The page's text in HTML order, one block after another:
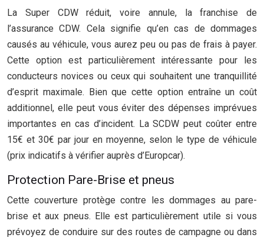
La Super CDW réduit, voire annule, la franchise de
l’assurance CDW. Cela signifie qu’en cas de dommages
causés au véhicule, vous aurez peu ou pas de frais à payer.
Cette option est particulièrement intéressante pour les
conducteurs novices ou ceux qui souhaitent une tranquillité
d’esprit maximale. Bien que cette option entraîne un coût
additionnel, elle peut vous éviter des dépenses imprévues
importantes en cas d’incident. La SCDW peut coûter entre
15€ et 30€ par jour en moyenne, selon le type de véhicule
(prix indicatifs à vérifier auprès d’Europcar).
Protection Pare-Brise et pneus
Cette couverture protège contre les dommages au pare-
brise et aux pneus. Elle est particulièrement utile si vous
prévoyez de conduire sur des routes de campagne ou dans